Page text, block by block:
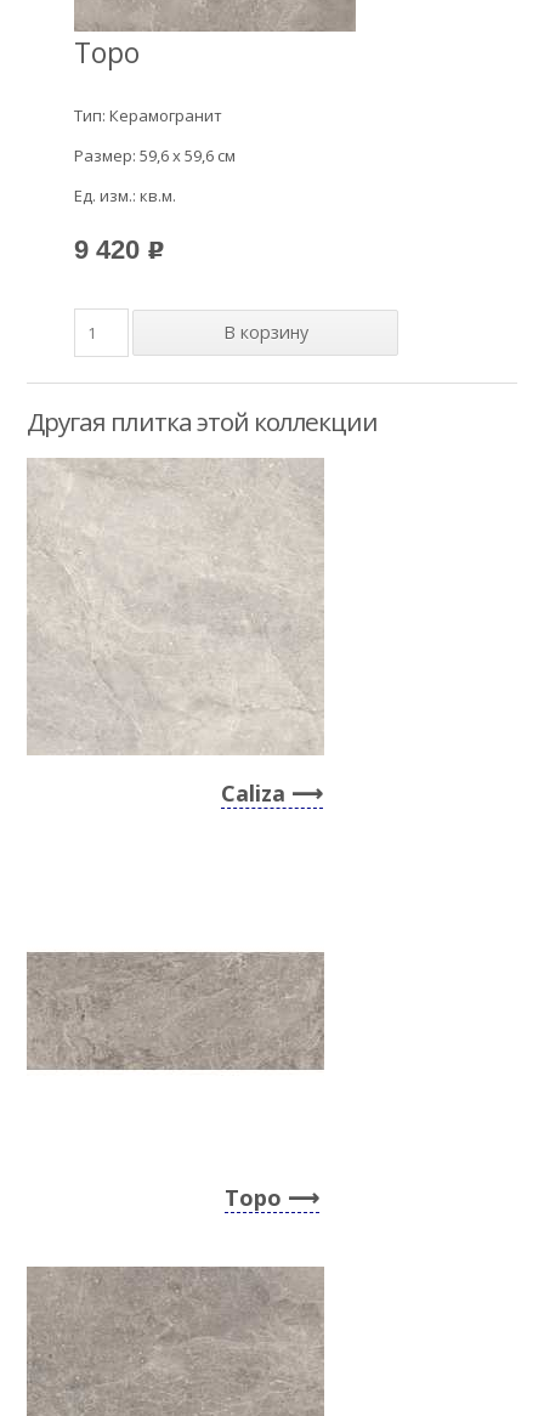
Topo
Тип: Керамогранит
Размер: 59,6 x 59,6 см
Ед. изм.: кв.м.
9 420 p
Другая плитка этой коллекции
Caliza
Topo